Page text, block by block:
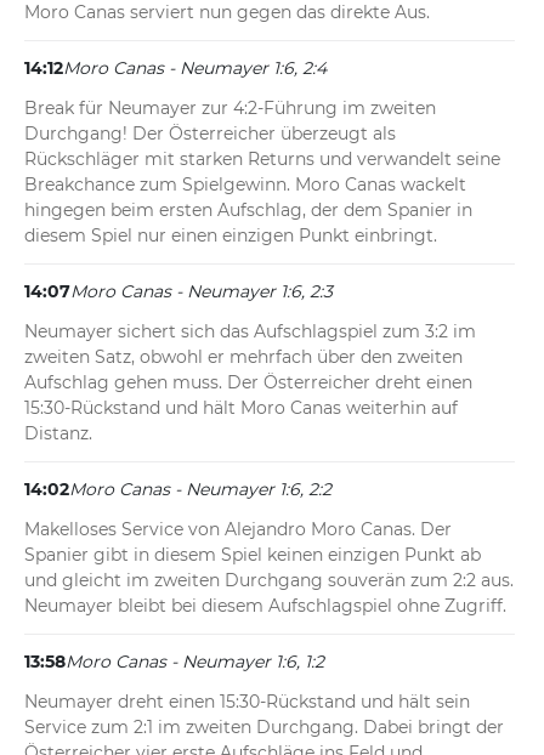
Moro Canas serviert nun gegen das direkte Aus.
14:12Moro Canas - Neumayer 1:6, 2:4
Break für Neumayer zur 4:2-Führung im zweiten
Durchgang! Der Österreicher überzeugt als
Rückschläger mit starken Returns und verwandelt seine
Breakchance zum Spielgewinn. Moro Canas wackelt
hingegen beim ersten Aufschlag, der dem Spanier in
diesem Spiel nur einen einzigen Punkt einbringt.
14:07Moro Canas - Neumayer 1:6, 2:3
Neumayer sichert sich das Aufschlagspiel zum 3:2 im
zweiten Satz, obwohl er mehrfach über den zweiten
Aufschlag gehen muss. Der Österreicher dreht einen
15:30-Rückstand und hält Moro Canas weiterhin auf
Distanz.
14:02Moro Canas - Neumayer 1:6, 2:2
Makelloses Service von Alejandro Moro Canas. Der
Spanier gibt in diesem Spiel keinen einzigen Punkt ab
und gleicht im zweiten Durchgang souverän zum 2:2 aus.
Neumayer bleibt bei diesem Aufschlagspiel ohne Zugriff.
13:58Moro Canas - Neumayer 1:6, 1:2
Neumayer dreht einen 15:30-Rückstand und hält sein
Service zum 2:1 im zweiten Durchgang. Dabei bringt der